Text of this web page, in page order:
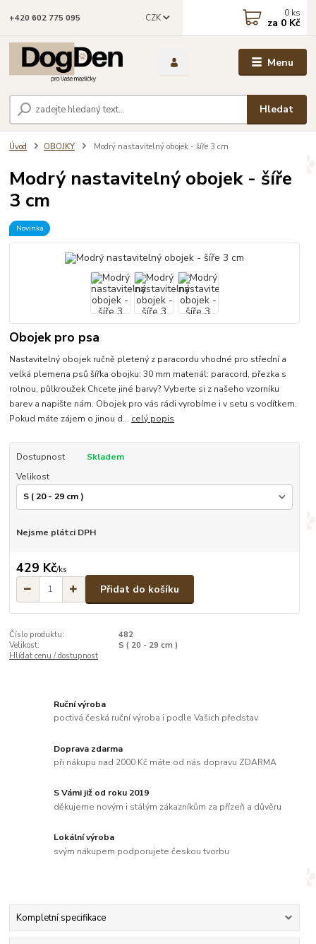
Menu
CZK
Hledat
+420 602 775 095 0 ks
za 0 Kč
Úvod OBOJKY Modrý nastavitelný obojek - šíře 3 cm
Modrý nastavitelný obojek - šíře
3 cm
Novinka
Obojek pro psa
Nastavitelný obojek ručně pletený z paracordu vhodné pro střední a
velká plemena psů šířka obojku: 30 mm materiál: paracord, přezka s
rolnou, půlkroužek Chcete jiné barvy? Vyberte si z našeho vzorníku
barev a napište nám. Obojek pro vás rádi vyrobíme i v setu s vodítkem.
Pokud máte zájem o jinou d... celý popis
Dostupnost
Skladem
Velikost
Nejsme plátci DPH
429 Kč/ks
Přidat do košíku
Číslo produktu:
482
Velikost:
S ( 20 - 29 cm )
Hlídat cenu / dostupnost
Ruční výroba
poctivá česká ruční výroba i podle Vašich představ
Doprava zdarma
při nákupu nad 2000 Kč máte od nás dopravu ZDARMA
S Vámi již od roku 2019
děkujeme novým i stálým zákazníkům za přízeň a důvěru
Lokální výroba
svým nákupem podporujete českou tvorbu
Kompletní specifikace